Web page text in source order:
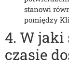
stanowi
pomiędzy
4. W
czasie